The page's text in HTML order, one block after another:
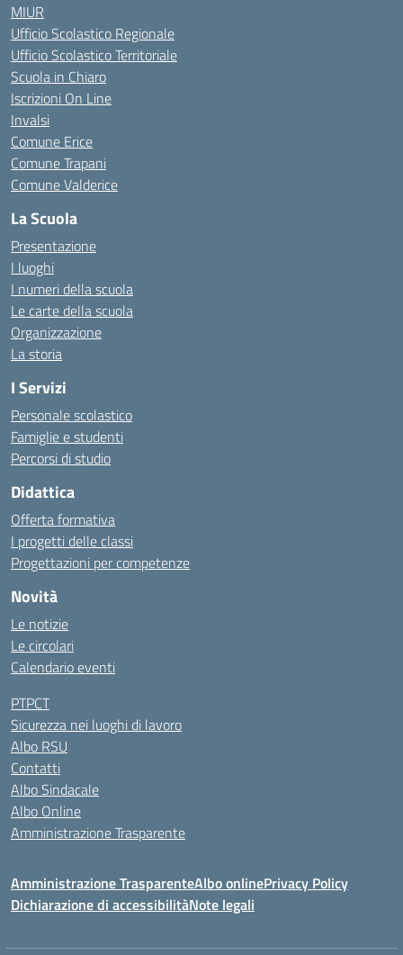
MIUR
Ufficio Scolastico Regionale
Ufficio Scolastico Territoriale
Scuola in Chiaro
Iscrizioni On Line
Invalsi
Comune Erice
Comune Trapani
Comune Valderice
La Scuola
Presentazione
I luoghi
I numeri della scuola
Le carte della scuola
Organizzazione
La storia
I Servizi
Personale scolastico
Famiglie e studenti
Percorsi di studio
Didattica
Offerta formativa
I progetti delle classi
Progettazioni per competenze
Novità
Le notizie
Le circolari
Calendario eventi
PTPCT
Sicurezza nei luoghi di lavoro
Albo RSU
Contatti
Albo Sindacale
Albo Online
Amministrazione Trasparente
Amministrazione TrasparenteAlbo onlinePrivacy Policy
Dichiarazione di accessibilitàNote legali